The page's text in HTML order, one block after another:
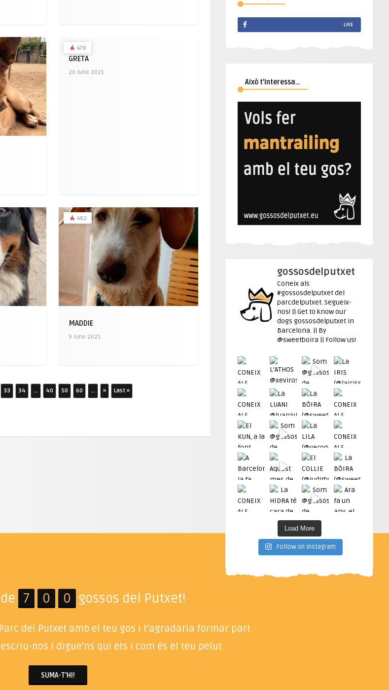
478
GRETA
20 June 2021
482
MADDIE
9 June 2021
33 34 ... 40 50 60 ... » Last »
LIKE
Això t’interessa…
gossosdelputxet
Coneix als
#gossosdelputxet del
parcdelputxet. Segueix-
nos! || Get to know our
dogs gossosdelputxet in
Barcelona. || By
@sweetboira || Follow us!
Load More
Follow on Instagram
7 0 0 gossos del Putxet!
del Putxet amb el teu gos i t'agradaria formar part
nos i digue'ns qui ets i com és el teu pelut.
SUMA-T'HI!